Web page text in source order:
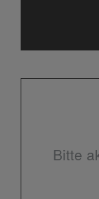
Bitte